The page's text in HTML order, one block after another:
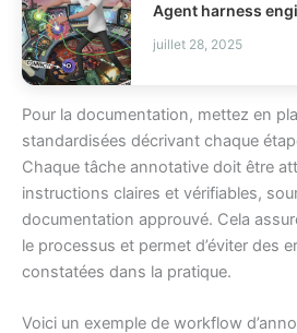
juillet 28, 2025
Pour la documentation, mettez en
standardisées décrivant chaque
Chaque tâche annotative doit être
instructions claires et vérifiables,
documentation approuvé. Cela
le processus et permet d’éviter des
constatées dans la pratique.
Voici un exemple de workflow